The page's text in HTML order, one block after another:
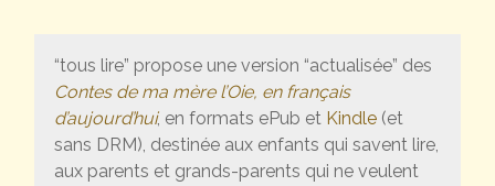
“tous lire” propose une version “actualisée” des
Contes de ma mère l’Oie, en français
d’aujourd’hui, en formats ePub et Kindle(et
sans DRM), destinée aux enfants qui savent lire,
aux parents et grands-parents qui ne veulent